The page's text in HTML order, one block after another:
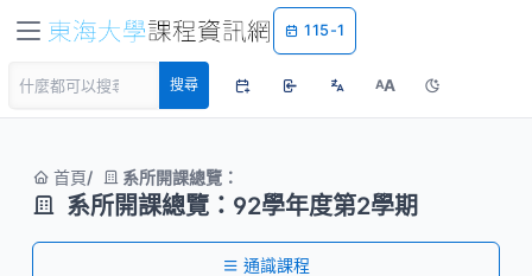
115-1
搜尋 AA
首頁 系所開課總覽：
系所開課總覽：92學年度第2學期
通識課程